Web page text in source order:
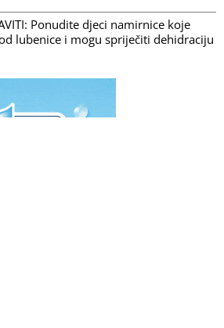
Ponudite djeci namirnice koje
lubenice i mogu spriječiti dehidraciju